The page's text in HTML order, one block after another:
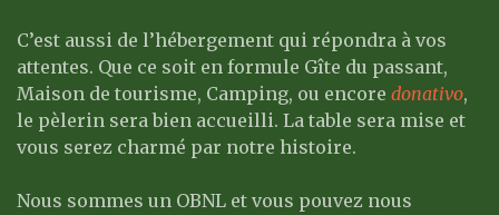
C’est aussi de l’hébergement qui répondra à vos
attentes. Que ce soit en formule Gîte du passant,
Maison de tourisme, Camping, ou encore donativo,
le pèlerin sera bien accueilli. La table sera mise et
vous serez charmé par notre histoire.
Nous sommes un OBNL et vous pouvez nous